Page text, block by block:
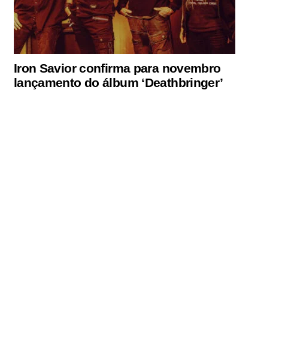
Iron Savior confirma para novembro
lançamento do álbum ‘Deathbringer’